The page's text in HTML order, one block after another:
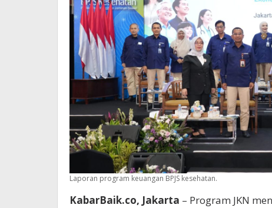
Laporan program keuangan BPJS kesehatan.
KabarBaik.co, Jakarta – Program JKN